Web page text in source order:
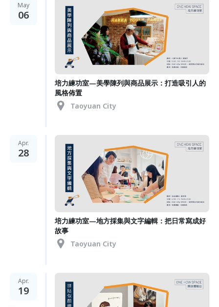
May
06
培力練功室—美學陳列與商品展示：打造吸引人的
風格佈置
Taoyuan City
Apr.
28
培力練功室—地方採集與文字編輯：把日常寫成好
故事
Taoyuan City
Apr.
19